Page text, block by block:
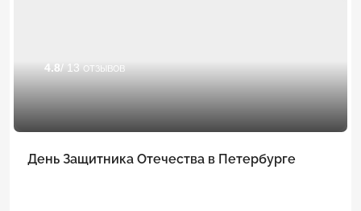
4.8/ 13 отзывов
День Защитника Отечества в Петербурге